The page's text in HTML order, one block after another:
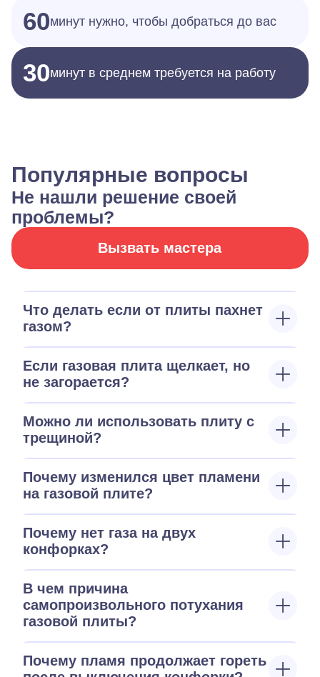
60минут нужно, чтобы добраться до вас
30минут в среднем требуется на работу
Популярные вопросы
Не нашли решение своей
проблемы?
Вызвать мастера
Что делать если от плиты пахнет
газом?
Если газовая плита щелкает, но
не загорается?
Можно ли использовать плиту с
трещиной?
Почему изменился цвет пламени
на газовой плите?
Почему нет газа на двух
конфорках?
В чем причина
самопроизвольного потухания
газовой плиты?
Почему пламя продолжает гореть